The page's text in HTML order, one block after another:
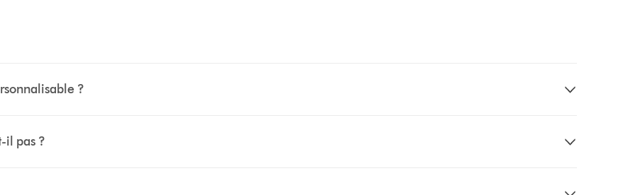
?
il pas ?